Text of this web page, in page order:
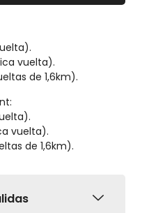
vuelta).
de 1,6km).
vuelta).
de 1,6km).